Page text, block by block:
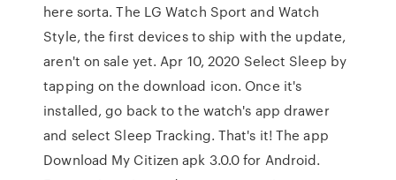
here sorta. The LG Watch Sport and Watch
Style, the first devices to ship with the update,
aren't on sale yet. Apr 10, 2020 Select Sleep by
tapping on the download icon. Once it's
installed, go back to the watch's app drawer
and select Sleep Tracking. That's it! The app
Download My Citizen apk 3.0.0 for Android.